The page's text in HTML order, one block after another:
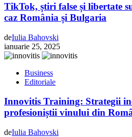
TikTok, știri false și libertate
caz România și Bulgaria
deIulia Bahovski
ianuarie 25, 2025
Business
Editoriale
Innovitis Training: Strategii
profesioniștii vinului din
deIulia Bahovski